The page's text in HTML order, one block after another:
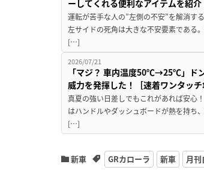
ーしてくれる便利なアイテムを紹
運転が苦手な人の”左側の不安”を解消す
左サイドの死角は大きな不安要素である
[…]
2026/07/21
「マジ？ 車内温度50℃→25℃」ド
威力を発揮した！［速着ワンタッチ
真夏の強い日差しでもこれがあれば安心
はハンドルやダッシュボードが熱を持ち
[…]
新車 GRカローラ 新車 月